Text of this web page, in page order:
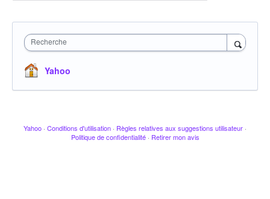
Recherche
Yahoo
Yahoo · Conditions d'utilisation · Règles relatives aux suggestions utilisateur ·
Politique de confidentialité · Retirer mon avis